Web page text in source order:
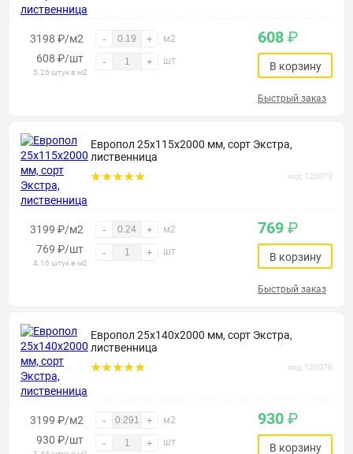
3198 ₽/м2 - + м2
608 ₽/шт
5.26 штук в м2
- + шт
608 ₽
В корзину
Быстрый заказ
Европол 25х115х2000 мм, сорт Экстра,
лиственница
код: 120073
3199 ₽/м2 - + м2
769 ₽/шт
4.16 штук в м2
- + шт
769 ₽
В корзину
Быстрый заказ
Европол 25х140х2000 мм, сорт Экстра,
лиственница
код: 120076
3199 ₽/м2 - + м2
930 ₽/шт - + шт
930 ₽
В корзину